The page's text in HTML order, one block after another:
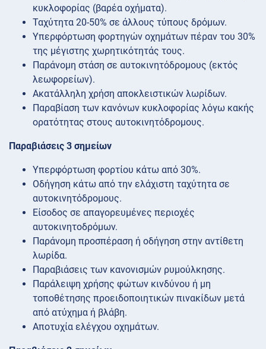
κυκλοφορίας (βαρέα οχήματα).
Ταχύτητα 20-50% σε άλλους τύπους δρόμων.
Υπερφόρτωση φορτηγών οχημάτων πέραν του 30%
της μέγιστης χωρητικότητάς τους.
Παράνομη στάση σε αυτοκινητόδρομους (εκτός
λεωφορείων).
Ακατάλληλη χρήση αποκλειστικών λωρίδων.
Παραβίαση των κανόνων κυκλοφορίας λόγω κακής
ορατότητας στους αυτοκινητόδρομους.
Παραβιάσεις 3 σημείων
Υπερφόρτωση φορτίου κάτω από 30%.
Οδήγηση κάτω από την ελάχιστη ταχύτητα σε
αυτοκινητόδρομους.
Είσοδος σε απαγορευμένες περιοχές
αυτοκινητοδρόμων.
Παράνομη προσπέραση ή οδήγηση στην αντίθετη
λωρίδα.
Παραβιάσεις των κανονισμών ρυμούλκησης.
Παράλειψη χρήσης φώτων κινδύνου ή μη
τοποθέτησης προειδοποιητικών πινακίδων μετά
από ατύχημα ή βλάβη.
Αποτυχία ελέγχου οχημάτων.